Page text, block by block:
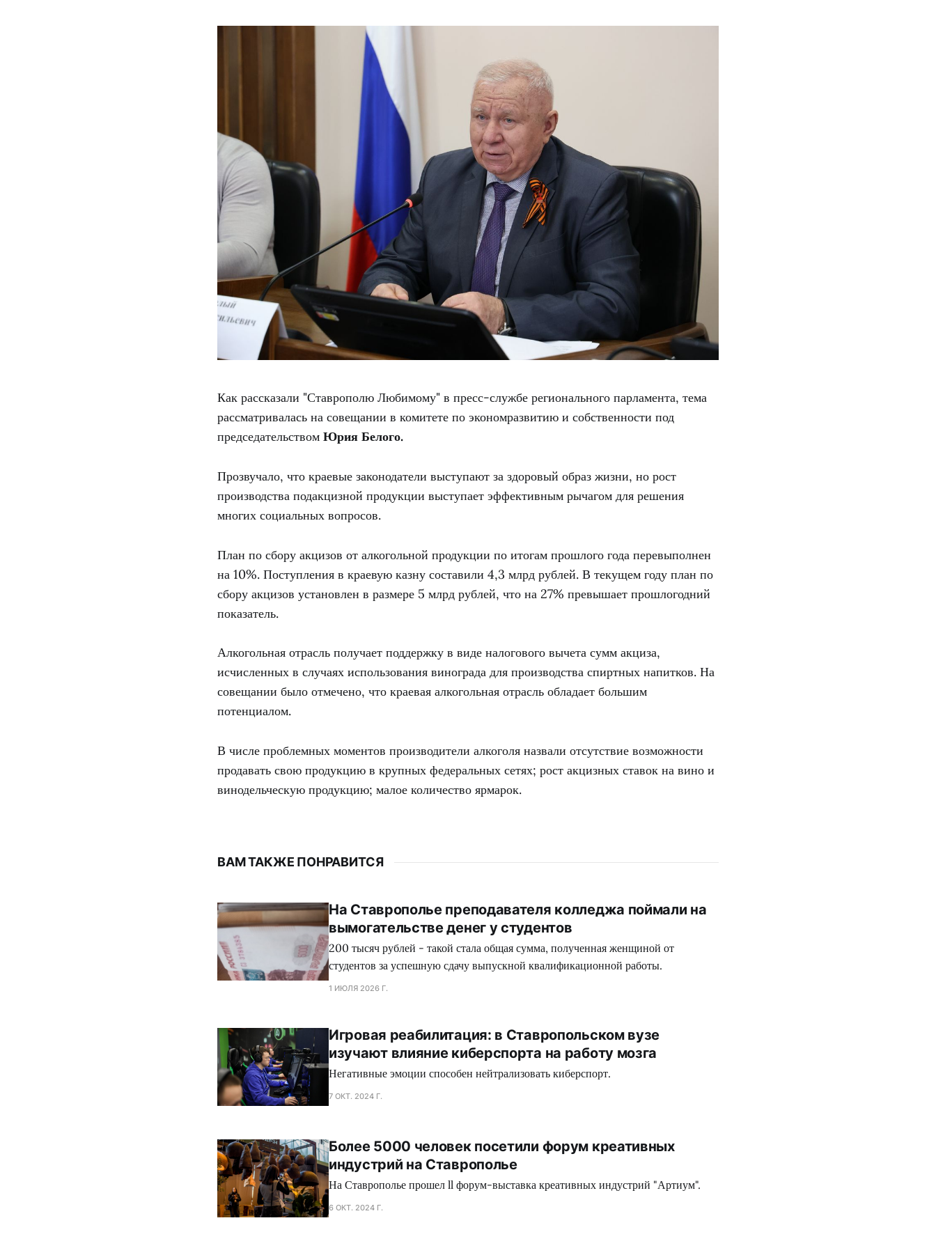
Как рассказали "Ставрополю Любимому" в пресс-службе регионального парламента, тема
рассматривалась на совещании в комитете по экономразвитию и собственности под
председательством Юрия Белого.
Прозвучало, что краевые законодатели выступают за здоровый образ жизни, но рост
производства подакцизной продукции выступает эффективным рычагом для решения
многих социальных вопросов.
План по сбору акцизов от алкогольной продукции по итогам прошлого года перевыполнен
на 10%. Поступления в краевую казну составили 4,3 млрд рублей. В текущем году план по
сбору акцизов установлен в размере 5 млрд рублей, что на 27% превышает прошлогодний
показатель.
Алкогольная отрасль получает поддержку в виде налогового вычета сумм акциза,
исчисленных в случаях использования винограда для производства спиртных напитков. На
совещании было отмечено, что краевая алкогольная отрасль обладает большим
потенциалом.
В числе проблемных моментов производители алкоголя назвали отсутствие возможности
продавать свою продукцию в крупных федеральных сетях; рост акцизных ставок на вино и
винодельческую продукцию; малое количество ярмарок.
ВАМ ТАКЖЕ ПОНРАВИТСЯ
На Ставрополье преподавателя колледжа поймали на
вымогательстве денег у студентов
200 тысяч рублей - такой стала общая сумма, полученная женщиной от
студентов за успешную сдачу выпускной квалификационной работы.
1 ИЮЛЯ 2026 Г.
Игровая реабилитация: в Ставропольском вузе
изучают влияние киберспорта на работу мозга
Негативные эмоции способен нейтрализовать киберспорт.
7 ОКТ. 2024 Г.
Более 5000 человек посетили форум креативных
индустрий на Ставрополье
На Ставрополье прошел ll форум-выставка креативных индустрий "Артиум".
6 ОКТ. 2024 Г.